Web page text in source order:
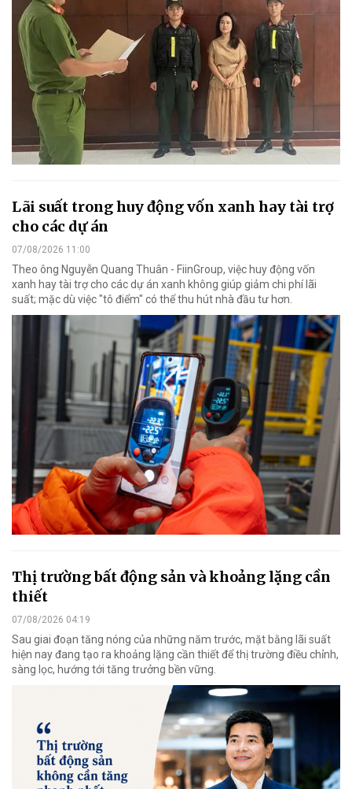
Lãi suất trong huy động vốn xanh hay tài trợ
cho các dự án
07/08/2026 11:00
Theo ông Nguyễn Quang Thuân - FiinGroup, việc huy động vốn
xanh hay tài trợ cho các dự án xanh không giúp giảm chi phí lãi
suất; mặc dù việc "tô điểm" có thể thu hút nhà đầu tư hơn.
Thị trường bất động sản và khoảng lặng cần
thiết
07/08/2026 04:19
Sau giai đoạn tăng nóng của những năm trước, mặt bằng lãi suất
hiện nay đang tạo ra khoảng lặng cần thiết để thị trường điều chỉnh,
sàng lọc, hướng tới tăng trưởng bền vững.